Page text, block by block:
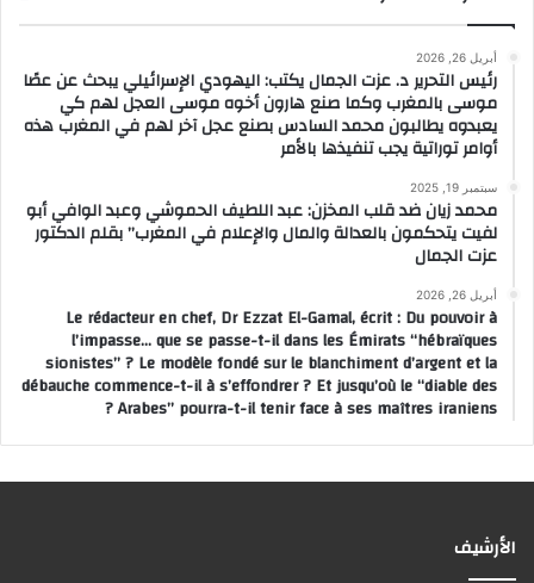
أبريل 26, 2026
رئيس التحرير د. عزت الجمال يكتب: اليهودي الإسرائيلي يبحث عن عصًا
موسى بالمغرب وكما صنع هارون أخوه موسى العجل لهم كي
يعبدوه يطالبون محمد السادس بصنع عجل آخر لهم في المغرب هذه
أوامر توراتية يجب تنفيذها بالأمر
سبتمبر 19, 2025
محمد زيان ضد قلب المخزن: عبد اللطيف الحموشي وعبد الوافي أبو
لفيت يتحكمون بالعدالة والمال والإعلام في المغرب” بقلم الدكتور
عزت الجمال
أبريل 26, 2026
Le rédacteur en chef, Dr Ezzat El-Gamal, écrit : Du pouvoir à
l’impasse… que se passe-t-il dans les Émirats “hébraïques
sionistes” ? Le modèle fondé sur le blanchiment d’argent et la
débauche commence-t-il à s’effondrer ? Et jusqu’où le “diable des
Arabes” pourra-t-il tenir face à ses maîtres iraniens ?
الأرشيف